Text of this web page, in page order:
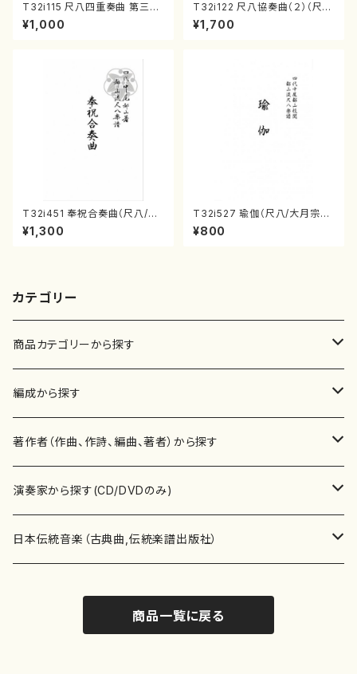
T32i115 尺八四重奏曲 第三番
衆籟（尺八/初代 山本邦山/尺
八/都山式譜）都山流公刊楽譜曲
¥1,000
T32i122 尺八協奏曲（２）（尺
八/二代 山本邦山/尺八/都山式
譜）都山流公刊楽譜曲番:571
¥1,700
T32i451 奉祝合奏曲（尺八/久
本玄智/楽譜）都山流公刊楽譜曲
番:2158
¥1,300
T32i527 瑜伽（尺八/大月宗明/
楽譜）都山流公刊楽譜曲番:223
6
¥800
カテゴリー
商品カテゴリーから探す
楽譜
書籍
書籍
テキストブック
CD・DVD
チケット
編成から探す
邦楽器
箏・琴（ソロ）
箏・琴（合奏）
合唱
混声合唱
歌・声
洋楽器（弦楽器）
著作者（作曲、作詩、編曲、著者）から探す
あ行
青木省三(アオキ ショウゾウ)
か行
蔭山滸山(カゲヤマ キョザン)
斉藤松声(サイトウ ショウセイ)
演奏家から探す(CD/DVDのみ)
邦楽（箏、三味線、尺八等）演奏家
應和惠子（声楽・ソプラノ）
洋楽-鍵盤楽器（ピアノ、オルガン等）演奏家
日本伝統音楽（古典曲,伝統楽譜出版社）
宮城道雄（宮城宗家監修）
地歌箏曲（三絃古典楽譜）
商品一覧に戻る